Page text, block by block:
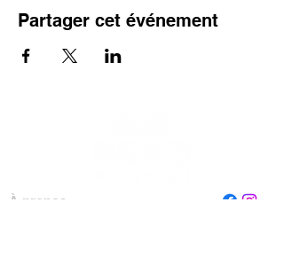
Partager cet événement
À propos